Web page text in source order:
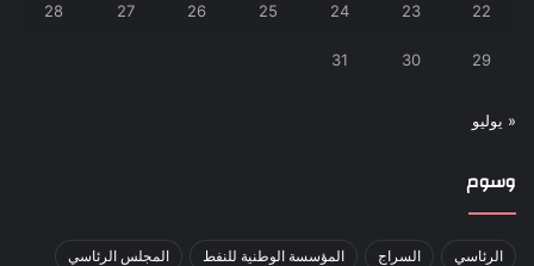
22
23
24
25
26
27
28
29
30
31
« يوليو
وسوم
الرئاسي السراج المؤسسة الوطنية للنفط المجلس الرئاسي